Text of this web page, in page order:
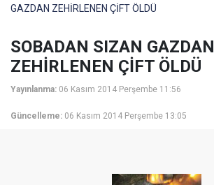
GAZDAN ZEHİRLENEN ÇİFT ÖLDÜ
SOBADAN SIZAN GAZDAN
ZEHİRLENEN ÇİFT ÖLDÜ
Yayınlanma: 06 Kasım 2014 Perşembe 11:56
Güncelleme: 06 Kasım 2014 Perşembe 13:05